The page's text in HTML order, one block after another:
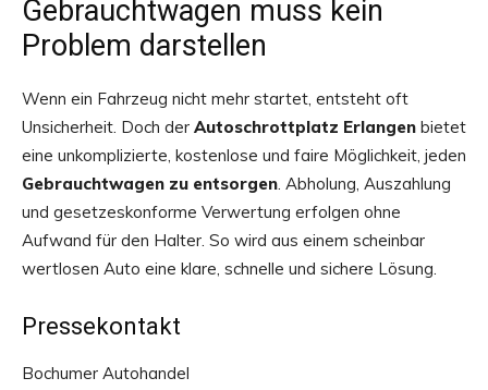
Gebrauchtwagen muss kein
Problem darstellen
Wenn ein Fahrzeug nicht mehr startet, entsteht oft
Unsicherheit. Doch der Autoschrottplatz Erlangen bietet
eine unkomplizierte, kostenlose und faire Möglichkeit, jeden
Gebrauchtwagen zu entsorgen. Abholung, Auszahlung
und gesetzeskonforme Verwertung erfolgen ohne
Aufwand für den Halter. So wird aus einem scheinbar
wertlosen Auto eine klare, schnelle und sichere Lösung.
Pressekontakt
Bochumer Autohandel